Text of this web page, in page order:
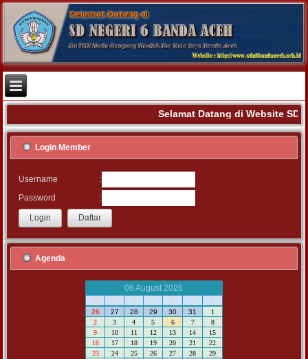
Selamat Datang di Website SD
Login Member
Username
:
Password
:
Agenda
06 August 2026
M
S S R K J S
26 27 28 29 30 31
1
2
3 4 5 6 7
8
9
10 11 12 13 14
15
16
17 18 19 20 21
22
23
24 25 26 27 28
29